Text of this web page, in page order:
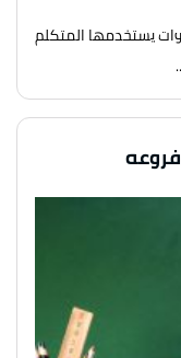
يستخدمها المتكلم